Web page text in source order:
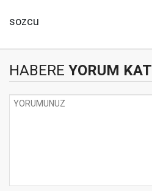
sozcu
HABERE YORUM KAT